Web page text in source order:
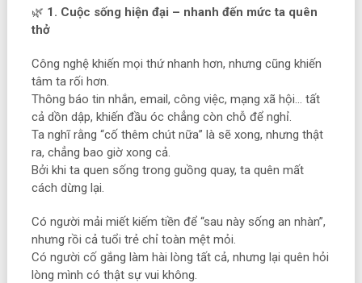
🌿 1. Cuộc sống hiện đại – nhanh đến mức ta quên
thở
Công nghệ khiến mọi thứ nhanh hơn, nhưng cũng khiến
tâm ta rối hơn.
Thông báo tin nhắn, email, công việc, mạng xã hội… tất
cả dồn dập, khiến đầu óc chẳng còn chỗ để nghỉ.
Ta nghĩ rằng “cố thêm chút nữa” là sẽ xong, nhưng thật
ra, chẳng bao giờ xong cả.
Bởi khi ta quen sống trong guồng quay, ta quên mất
cách dừng lại.
Có người mải miết kiếm tiền để “sau này sống an nhàn”,
nhưng rồi cả tuổi trẻ chỉ toàn mệt mỏi.
Có người cố gắng làm hài lòng tất cả, nhưng lại quên hỏi
lòng mình có thật sự vui không.